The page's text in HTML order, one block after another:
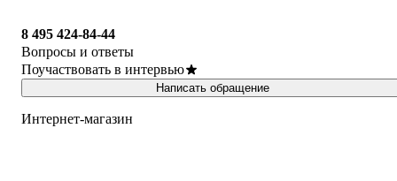
8 495 424-84-44
Вопросы и ответы
Поучаствовать в интервью
Написать обращение
Интернет-магазин